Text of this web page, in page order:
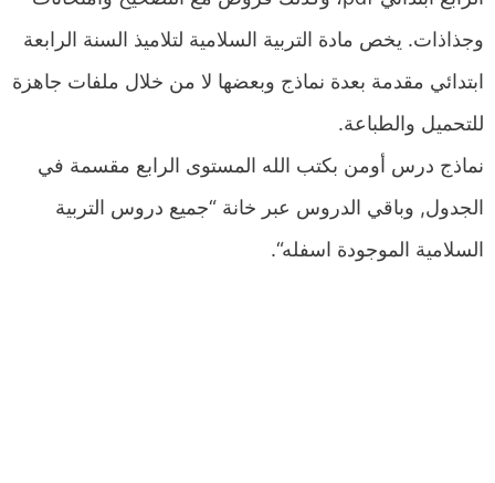
وجذاذات. يخص مادة التربية السلامية لتلاميذ السنة الرابعة
ابتدائي مقدمة بعدة نماذج وبعضها لا من خلال ملفات جاهزة
للتحميل والطباعة.
نماذج درس أومن بكتب الله المستوى الرابع مقسمة في
الجدول, وباقي الدروس عبر خانة “جميع دروس التربية
السلامية الموجودة اسفله“.